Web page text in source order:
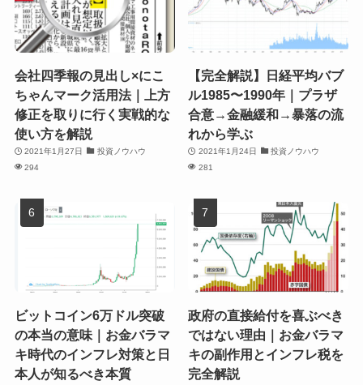
会社四季報の見出し×にこ
ちゃんマーク活用法｜上方
修正を取りに行く実戦的な
使い方を解説
2021年1月27日
投資ノウハウ
294
【完全解説】日経平均バブ
ル1985〜1990年｜プラザ
合意→金融緩和→暴落の流
れから学ぶ
2021年1月24日
投資ノウハウ
281
ビットコイン6万ドル突破
の本当の意味｜お金バラマ
キ時代のインフレ対策と日
本人が知るべき本質
政府の直接給付を喜ぶべき
ではない理由｜お金バラマ
キの副作用とインフレ税を
完全解説